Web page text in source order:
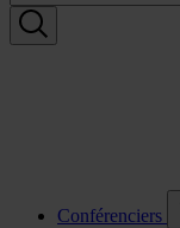
Conférenciers